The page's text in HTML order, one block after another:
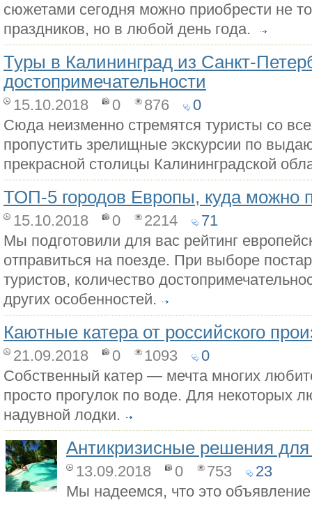
сюжетами сегодня можно приобрести не
праздников, но в любой день года.
Туры в Калининград из Санкт-
достопримечательности
15.10.2018 0 876
0
Сюда неизменно стремятся туристы со
пропустить зрелищные экскурсии по
прекрасной столицы Калининградской
ТОП-5 городов Европы, куда можно
15.10.2018 0 2214
71
Мы подготовили для вас рейтинг
отправиться на поезде. При выборе
туристов, количество
других особенностей.
Каютные катера от российского
21.09.2018 0 1093
0
Собственный катер — мечта многих
просто прогулок по воде. Для некоторых
надувной лодки.
Антикризисные решения
13.09.2018 0 753
23
Мы надеемся, что это